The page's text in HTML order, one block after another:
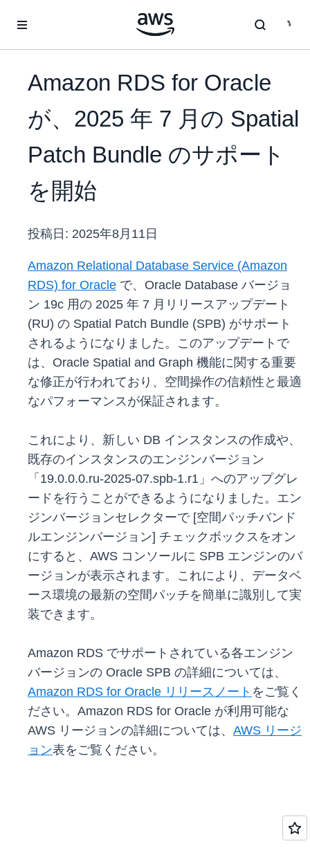
Amazon RDS for Oracle
が、2025 年 7 月の Spatial
Patch Bundle のサポート
を開始
投稿日: 2025年8月11日
Amazon Relational Database Service (Amazon
RDS) for Oracle で、Oracle Database バージョ
ン 19c 用の 2025 年 7 月リリースアップデート
(RU) の Spatial Patch Bundle (SPB) がサポート
されるようになりました。このアップデートで
は、Oracle Spatial and Graph 機能に関する重要
な修正が行われており、空間操作の信頼性と最適
なパフォーマンスが保証されます。
これにより、新しい DB インスタンスの作成や、
既存のインスタンスのエンジンバージョン
「19.0.0.0.ru-2025-07.spb-1.r1」へのアップグレ
ードを行うことができるようになりました。エン
ジンバージョンセレクターで [空間パッチバンド
ルエンジンバージョン] チェックボックスをオン
にすると、AWS コンソールに SPB エンジンのバ
ージョンが表示されます。これにより、データベ
ース環境の最新の空間パッチを簡単に識別して実
装できます。
Amazon RDS でサポートされている各エンジン
バージョンの Oracle SPB の詳細については、
Amazon RDS for Oracle リリースノート をご覧く
ださい。Amazon RDS for Oracle が利用可能な
AWS リージョンの詳細については、 AWS リージ
ョン表をご覧ください。